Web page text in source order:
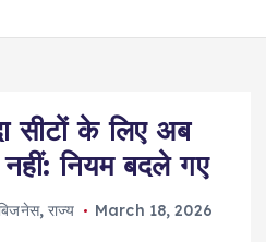
सीटों के लिए अब
नहीं: नियम बदले गए
,राज्य March 18, 2026